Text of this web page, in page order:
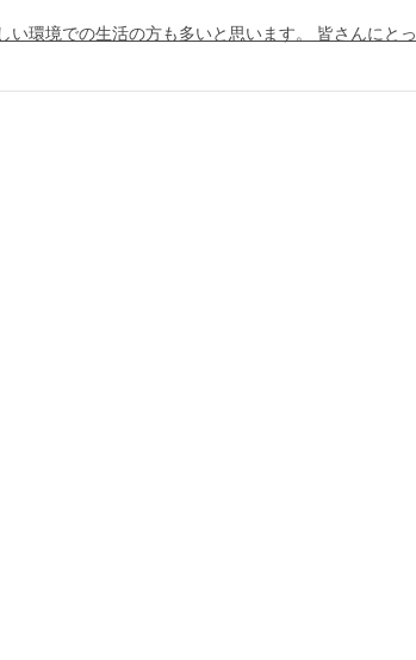
環境での生活の方も多いと思います。 皆さんにとっ